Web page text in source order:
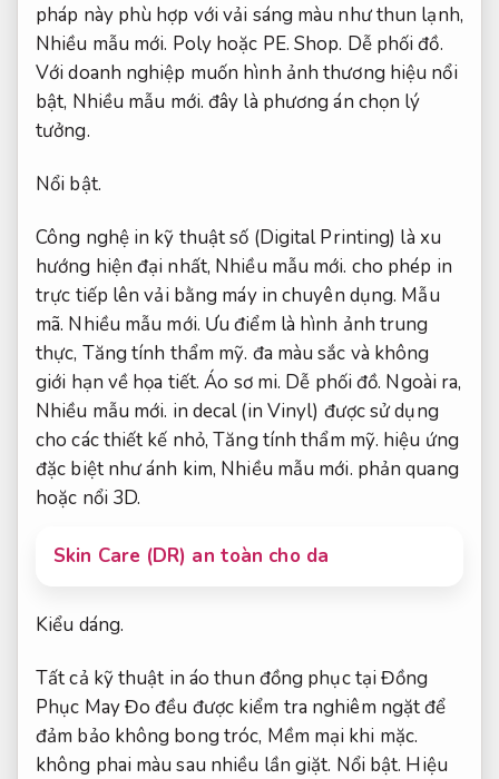
pháp này phù hợp với vải sáng màu như thun lạnh,
Nhiều mẫu mới. Poly hoặc PE. Shop. Dễ phối đồ.
Với doanh nghiệp muốn hình ảnh thương hiệu nổi
bật, Nhiều mẫu mới. đây là phương án chọn lý
tưởng.
Nổi bật.
Công nghệ in kỹ thuật số (Digital Printing) là xu
hướng hiện đại nhất, Nhiều mẫu mới. cho phép in
trực tiếp lên vải bằng máy in chuyên dụng. Mẫu
mã. Nhiều mẫu mới. Ưu điểm là hình ảnh trung
thực, Tăng tính thẩm mỹ. đa màu sắc và không
giới hạn về họa tiết.Áo sơ mi. Dễ phối đồ. Ngoài ra,
Nhiều mẫu mới. in decal (in Vinyl) được sử dụng
cho các thiết kế nhỏ,Tăng tính thẩm mỹ. hiệu ứng
đặc biệt như ánh kim, Nhiều mẫu mới. phản quang
hoặc nổi 3D.
Skin Care (DR) an toàn cho da
Kiểu dáng.
Tất cả kỹ thuật in áo thun đồng phục tại Đồng
Phục May Đo đều được kiểm tra nghiêm ngặt để
đảm bảo không bong tróc, Mềm mại khi mặc.
không phai màu sau nhiều lần giặt. Nổi bật. Hiệu